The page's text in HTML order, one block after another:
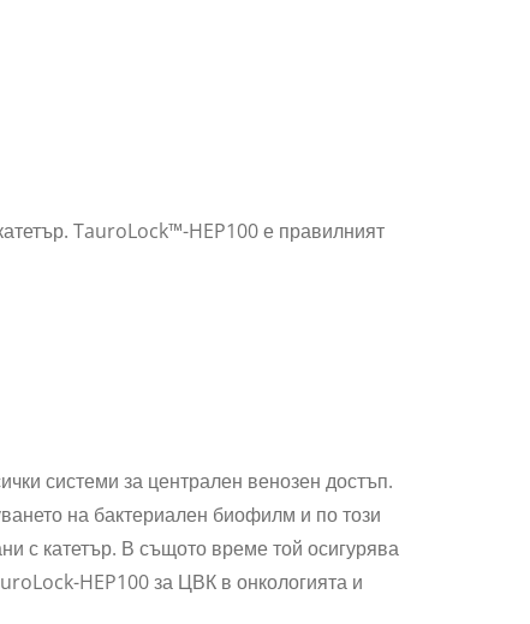
TauroLock™-HEP100 е правилният
системи за централен венозен достъп.
на бактериален биофилм и по този
с катетър. В същото време той осигурява
HEP100 за ЦВК в онкологията и